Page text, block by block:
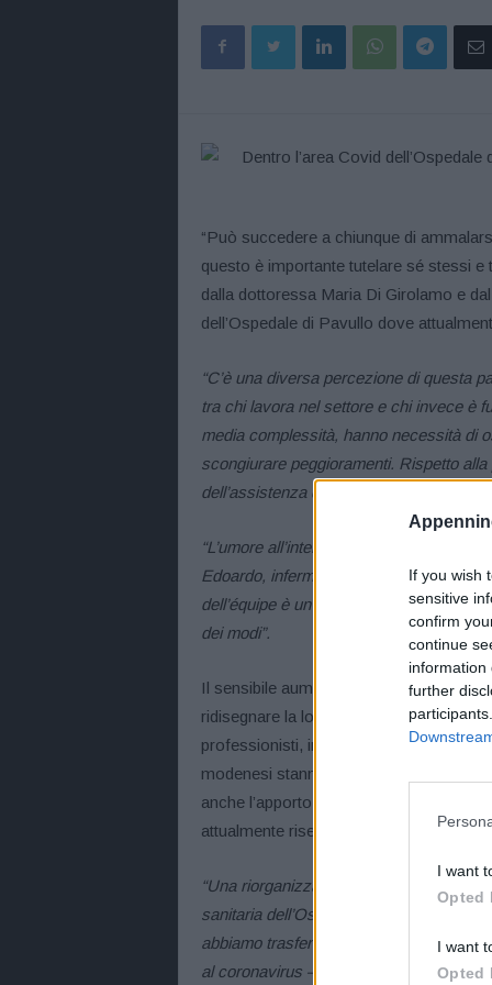
If you wish
sensitive
confirm
continue
information
further
I want
Opted
I want
Opted
“Può succedere a chiunque di
questo è importante tutelare sé stessi
dalla dottoressa Maria Di Girolamo e
dell’Ospedale di Pavullo dove
“C’è una diversa percezione di questa
tra chi lavora nel settore e chi invece è
media complessità, hanno necessità di
scongiurare peggioramenti. Rispetto
dell’assistenza dal punto di vista clinico,
“L’umore all’interno dell’area Covid?
Edoardo, infermiere della Medicina I –.
dell’équipe è un punto fondamentale
dei modi”.
Il sensibile aumento dei ricoveri ha
ridisegnare la logistica al fine di
professionisti, in quella logica di
modenesi stanno portando avanti per
anche l’apporto dell’Area Omogenea
attualmente riservati a pazienti covid
“Una riorganizzazione complessa –
sanitaria dell’Ospedale di Pavullo –,
abbiamo trasferito in sicurezza il reparto
al coronavirus – alla Medicina I e II,